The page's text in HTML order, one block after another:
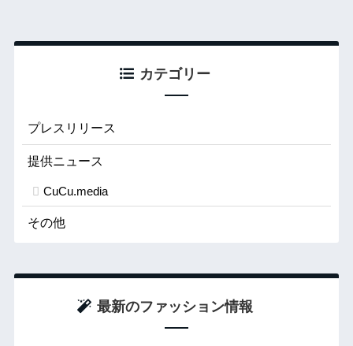
カテゴリー
プレスリリース
提供ニュース
CuCu.media
その他
最新のファッション情報